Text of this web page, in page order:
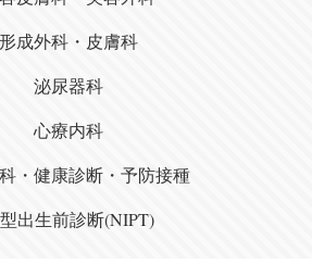
形成外科・皮膚科
泌尿器科
心療内科
・健康診断・予防接種
出生前診断(NIPT)